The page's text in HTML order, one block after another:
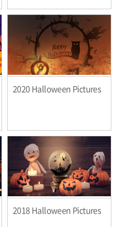
2020 Halloween Pictures
2018 Halloween Pictures